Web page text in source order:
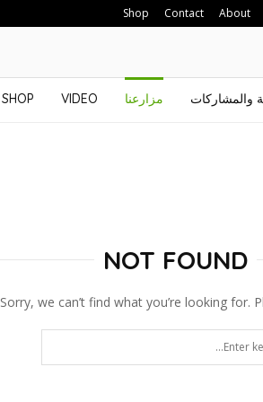
About
Contact
Shop
والمشاركات مزارعنا VIDEO
SHOP
NOT FOUND
Sorry, we can’t find what you’re looking for.